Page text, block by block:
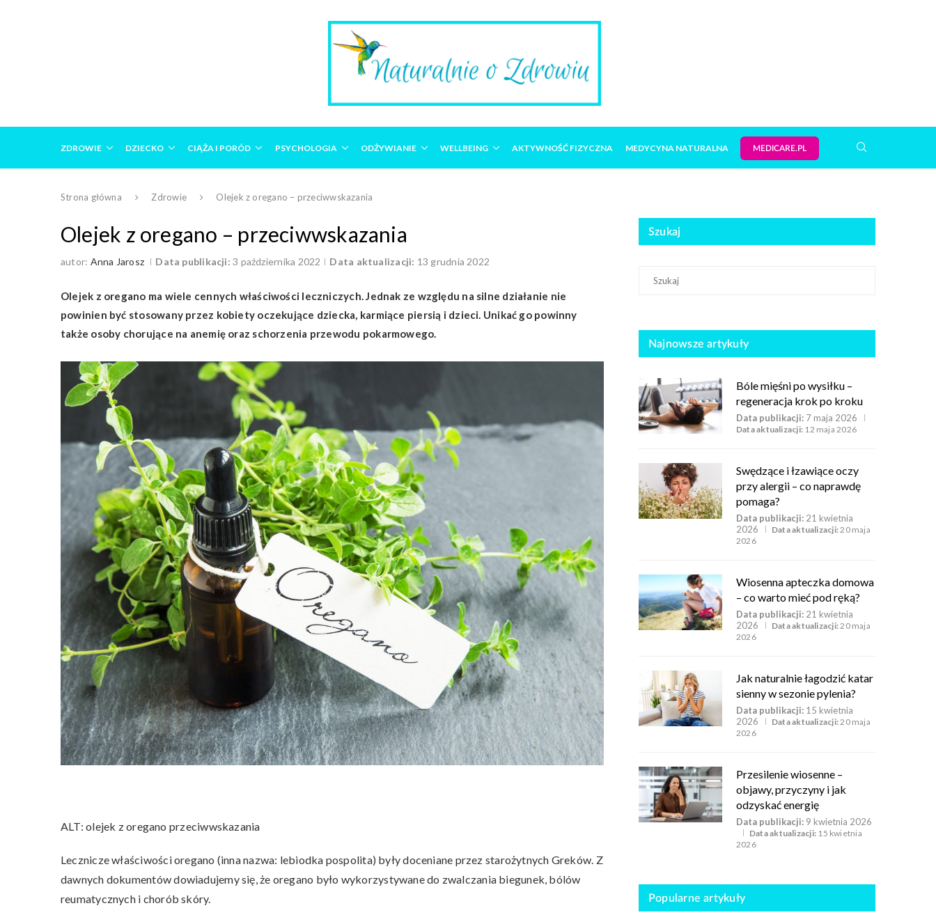
ZDROWIE DZIECKO CIĄŻA I PORÓD PSYCHOLOGIA ODŻYWIANIE WELLBEING AKTYWNOŚĆ FIZYCZNA MEDYCYNA NATURALNA MEDICARE.PL
Strona główna Zdrowie Olejek z oregano – przeciwwskazania
Olejek z oregano – przeciwwskazania
autor: Anna Jarosz Data publikacji: 3 października 2022 Data aktualizacji: 13 grudnia 2022
Olejek z oregano ma wiele cennych właściwości leczniczych. Jednak ze względu na silne działanie nie
powinien być stosowany przez kobiety oczekujące dziecka, karmiące piersią i dzieci. Unikać go powinny
także osoby chorujące na anemię oraz schorzenia przewodu pokarmowego.
ALT: olejek z oregano przeciwwskazania
Lecznicze właściwości oregano (inna nazwa: lebiodka pospolita) były doceniane przez starożytnych Greków. Z
dawnych dokumentów dowiadujemy się, że oregano było wykorzystywane do zwalczania biegunek, bólów
reumatycznych i chorób skóry.
Szukaj
Najnowsze artykuły
Bóle mięśni po wysiłku –
regeneracja krok po kroku
Data publikacji: 7 maja 2026
Data aktualizacji: 12 maja 2026
Swędzące i łzawiące oczy
przy alergii – co naprawdę
pomaga?
Data publikacji: 21 kwietnia
2026
Data aktualizacji:20 maja
2026
Wiosenna apteczka domowa
– co warto mieć pod ręką?
Data publikacji: 21 kwietnia
2026
Data aktualizacji:20 maja
2026
Jak naturalnie łagodzić katar
sienny w sezonie pylenia?
Data publikacji: 15 kwietnia
2026
Data aktualizacji:20 maja
2026
Przesilenie wiosenne –
objawy, przyczyny i jak
odzyskać energię
Data publikacji: 9 kwietnia 2026
Data aktualizacji: 15 kwietnia
2026
Popularne artykuły